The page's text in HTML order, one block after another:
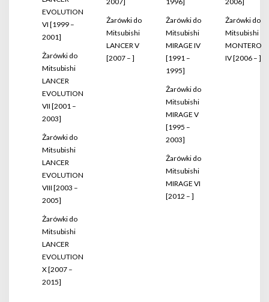
EVOLUTION
VI [1999 –
2001]
Żarówki do
Mitsubishi
LANCER
EVOLUTION
VII [2001 –
2003]
Żarówki do
Mitsubishi
LANCER
EVOLUTION
VIII [2003 –
2005]
Żarówki do
Mitsubishi
LANCER
EVOLUTION
X [2007 –
2015]
Żarówki do
Mitsubishi
LANCER V
[2007 – ]
Żarówki do
Mitsubishi
MIRAGE IV
[1991 –
1995]
Żarówki do
Mitsubishi
MIRAGE V
[1995 –
2003]
Żarówki do
Mitsubishi
MIRAGE VI
[2012 – ]
Żarówki do
Mitsubishi
MONTERO
IV [2006 – ]